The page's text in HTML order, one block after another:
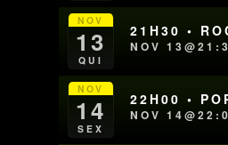
NOV
13
QUI
21H30 •
NOV
NOV
14
SEX
22H00 •
NOV